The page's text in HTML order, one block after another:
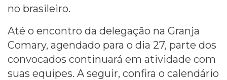
no brasileiro.
Até o encontro da delegação na Granja
Comary, agendado para o dia 27, parte dos
convocados continuará em atividade com
suas equipes. A seguir, confira o calendário